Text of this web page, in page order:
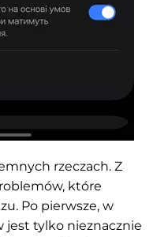
rzeczach. Z
które
Po pierwsze, w
jest tylko nieznacznie